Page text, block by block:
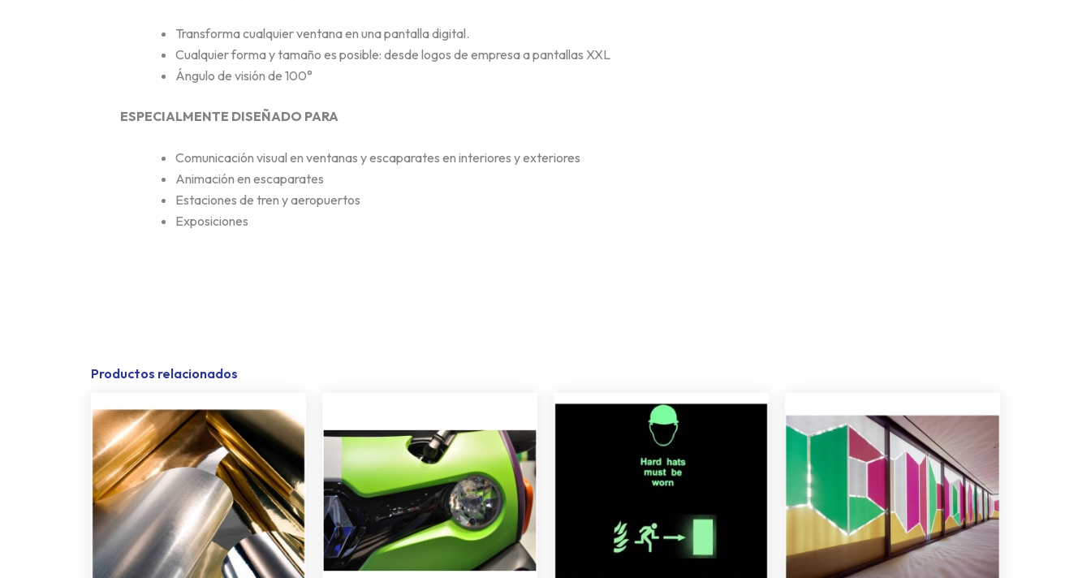
Transforma cualquier ventana en una pantalla digital.
Cualquier forma y tamaño es posible: desde logos de empresa a pantallas XXL
Ángulo de visión de 100°
ESPECIALMENTE DISEÑADO PARA
Comunicación visual en ventanas y escaparates en interiores y exteriores
Animación en escaparates
Estaciones de tren y aeropuertos
Exposiciones
Productos relacionados